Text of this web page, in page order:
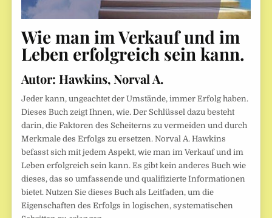
Wie man im Verkauf und im
Leben erfolgreich sein kann.
Autor: Hawkins, Norval A.
Jeder kann, ungeachtet der Umstände, immer Erfolg haben.
Dieses Buch zeigt Ihnen, wie. Der Schlüssel dazu besteht
darin, die Faktoren des Scheiterns zu vermeiden und durch
Merkmale des Erfolgs zu ersetzen. Norval A. Hawkins
befasst sich mit jedem Aspekt, wie man im Verkauf und im
Leben erfolgreich sein kann. Es gibt kein anderes Buch wie
dieses, das so umfassende und qualifizierte Informationen
bietet. Nutzen Sie dieses Buch als Leitfaden, um die
Eigenschaften des Erfolgs in logischen, systematischen